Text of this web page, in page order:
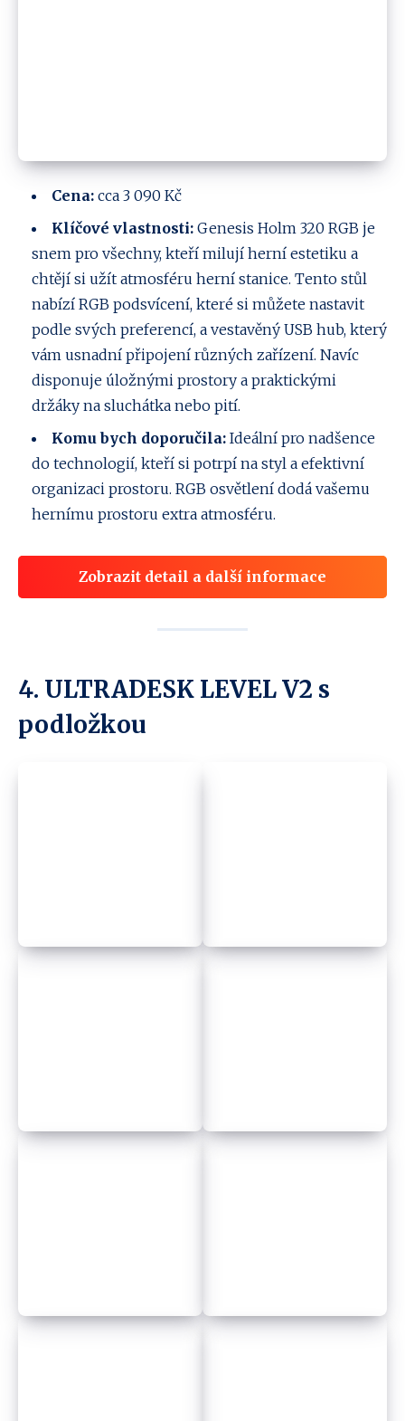
Cena: cca 3 090 Kč
Klíčové vlastnosti: Genesis Holm 320 RGB je
snem pro všechny, kteří milují herní estetiku a
chtějí si užít atmosféru herní stanice. Tento stůl
nabízí RGB podsvícení, které si můžete nastavit
podle svých preferencí, a vestavěný USB hub, který
vám usnadní připojení různých zařízení. Navíc
disponuje úložnými prostory a praktickými
držáky na sluchátka nebo pití.
Komu bych doporučila: Ideální pro nadšence
do technologií, kteří si potrpí na styl a efektivní
organizaci prostoru. RGB osvětlení dodá vašemu
hernímu prostoru extra atmosféru.
Zobrazit detail a další informace
4. ULTRADESK LEVEL V2 s
podložkou